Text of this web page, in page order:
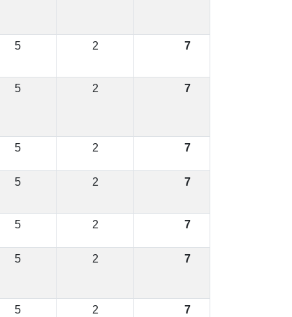
5 2 7
5 2 7
5 2 7
5 2 7
5 2 7
5 2 7
5 2 7